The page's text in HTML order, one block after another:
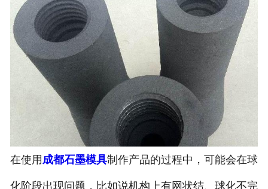
联系我们
在使用 成都石墨模具制作产品的过程中，可能会在球
化阶段出现问题，比如说机构上有网状结、球化不完